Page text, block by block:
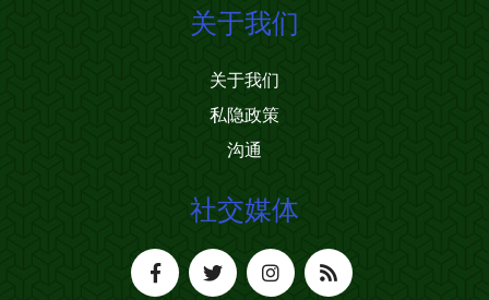
关于我们
关于我们
私隐政策
沟通
社交媒体